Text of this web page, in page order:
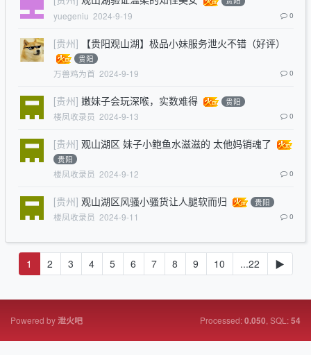
yuegeniu 2024-9-19 0
[贵州] 【贵阳观山湖】极品小妹服务泄火不错（好评）
贵阳
万兽鸡为首 2024-9-19 0
[贵州] 嫩妹子会玩深喉，实数难得 贵阳
楼凤收录员 2024-9-13 0
[贵州] 观山湖区 妹子小鲍鱼水滋滋的 太他妈销魂了
贵阳
楼凤收录员 2024-9-12 0
[贵州] 观山湖区风骚小骚货让人腿软而归 贵阳
楼凤收录员 2024-9-11 0
1 2 3 4 5 6 7 8 9 10 ...22 ▶
Powered by泄火吧 Processed:0.050, SQL:54